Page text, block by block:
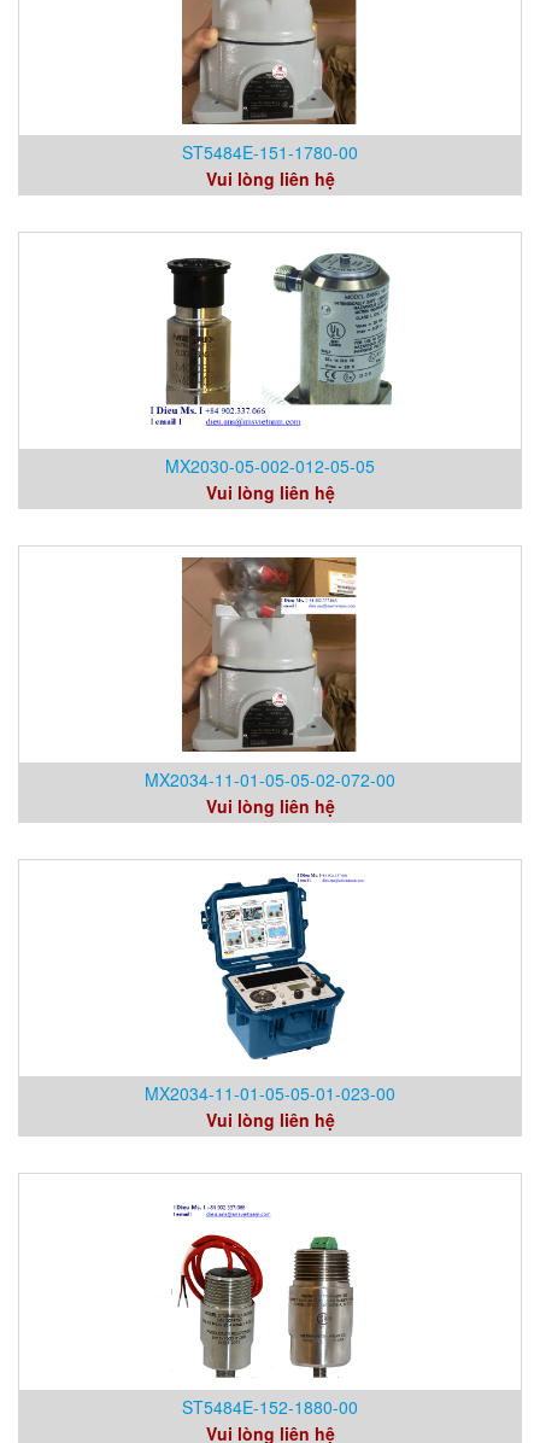
ST5484E-151-1780-00
Vui lòng liên hệ
MX2030-05-002-012-05-05
Vui lòng liên hệ
MX2034-11-01-05-05-02-072-00
Vui lòng liên hệ
MX2034-11-01-05-05-01-023-00
Vui lòng liên hệ
ST5484E-152-1880-00
Vui lòng liên hệ